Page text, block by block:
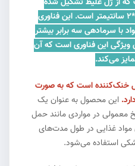
از ژل غلیظ تشکیل شده
است و دارای ابعادی حدود 18*10*2 سانتیمتر است. این فناوری
با سرمادهی سه برابر بیشتر
ویژگی این فناوری است که آن
می‌کند.
خنک‌کننده است که به صورت
این محصول به عنوان یک
معمولی در مواردی مانند حمل
غذایی در طول مدت‌های
استفاده می‌شود.